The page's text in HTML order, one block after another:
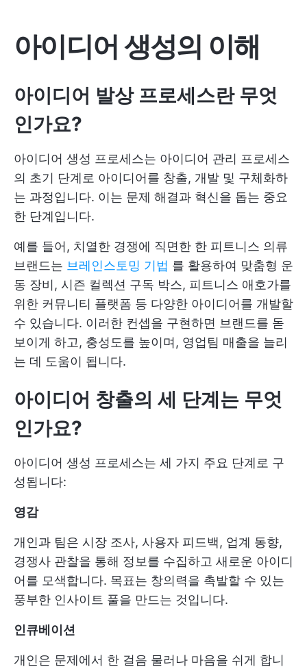
아이디어 생성의 이해
아이디어 발상 프로세스란 무엇
인가요?
아이디어 생성 프로세스는 아이디어 관리 프로세스
의 초기 단계로 아이디어를 창출, 개발 및 구체화하
는 과정입니다. 이는 문제 해결과 혁신을 돕는 중요
한 단계입니다.
예를 들어, 치열한 경쟁에 직면한 한 피트니스 의류
브랜드는 브레인스토밍 기법 를 활용하여 맞춤형 운
동 장비, 시즌 컬렉션 구독 박스, 피트니스 애호가를
위한 커뮤니티 플랫폼 등 다양한 아이디어를 개발할
수 있습니다. 이러한 컨셉을 구현하면 브랜드를 돋
보이게 하고, 충성도를 높이며, 영업팀 매출을 늘리
는 데 도움이 됩니다.
아이디어 창출의 세 단계는 무엇
인가요?
아이디어 생성 프로세스는 세 가지 주요 단계로 구
성됩니다:
영감
개인과 팀은 시장 조사, 사용자 피드백, 업계 동향,
경쟁사 관찰을 통해 정보를 수집하고 새로운 아이디
어를 모색합니다. 목표는 창의력을 촉발할 수 있는
풍부한 인사이트 풀을 만드는 것입니다.
인큐베이션
개인은 문제에서 한 걸음 물러나 마음을 쉬게 합니